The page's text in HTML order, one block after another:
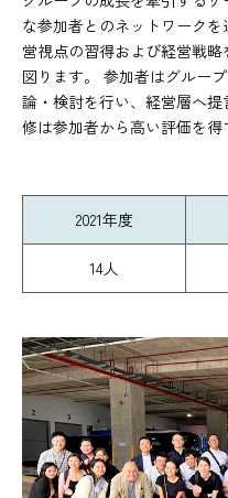
な参加者とのネットワーク
営視点の習得および経営戦
図ります。 参加者はグルー
論・検討を行い、経営層へ
修は参加者から高い評価を得
2021年度
14人